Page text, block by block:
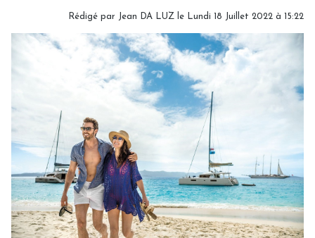
Rédigé par Jean DA LUZ le Lundi 18 Juillet 2022 à 15:22